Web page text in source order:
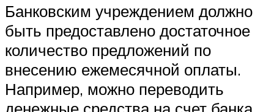
Банковским учреждением должно
быть предоставлено достаточное
количество предложений по
внесению ежемесячной оплаты.
Например, можно переводить